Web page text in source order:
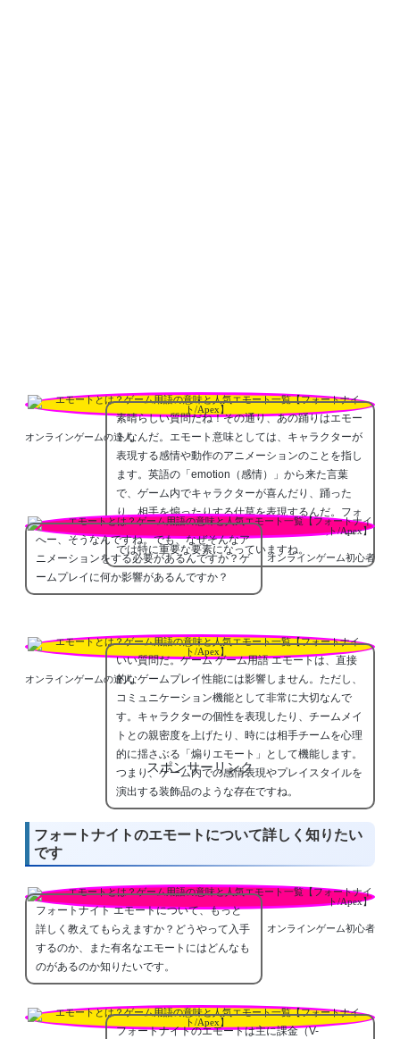
オンラインゲームの達人
素晴らしい質問だね！その通り、あの踊りはエモー
トなんだ。エモート意味としては、キャラクターが
表現する感情や動作のアニメーションのことを指し
ます。英語の「emotion（感情）」から来た言葉
で、ゲーム内でキャラクターが喜んだり、踊った
り、相手を煽ったりする仕草を表現するんだ。フォ
ートナイトやApexなどのバトルロワイアルゲーム
では特に重要な要素になっていますね。
オンラインゲーム初心者
へー、そうなんですね。でも、なぜそんなア
ニメーションをする必要があるんですか？ゲ
ームプレイに何か影響があるんですか？
オンラインゲームの達人
いい質問だ。ゲーム ゲーム用語 エモートは、直接
的なゲームプレイ性能には影響しません。ただし、
コミュニケーション機能として非常に大切なんで
す。キャラクターの個性を表現したり、チームメイ
トとの親密度を上げたり、時には相手チームを心理
的に揺さぶる「煽りエモート」として機能します。
つまり、ゲーム内での感情表現やプレイスタイルを
演出する装飾品のような存在ですね。
スポンサーリンク
フォートナイトのエモートについて詳しく知りたい
です
オンラインゲーム初心者
フォートナイト エモートについて、もっと
詳しく教えてもらえますか？どうやって入手
するのか、また有名なエモートにはどんなも
のがあるのか知りたいです。
フォートナイトのエモートは主に課金（V-